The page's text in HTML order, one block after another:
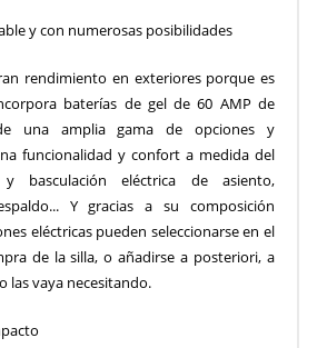
y con numerosas posibilidades
rendimiento en exteriores porque es
baterías de gel de 60 AMP de
una amplia gama de opciones y
funcionalidad y confort a medida del
basculación eléctrica de asiento,
Y gracias a su composición
eléctricas pueden seleccionarse en el
de la silla, o añadirse a posteriori, a
las vaya necesitando.